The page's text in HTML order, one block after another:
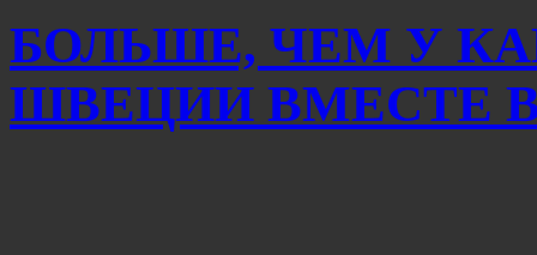
БОЛЬШЕ, ЧЕМ У
ШВЕЦИИ ВМЕСТЕ